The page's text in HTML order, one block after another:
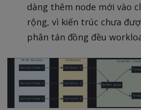
dàng thêm node mới vào
rộng, vì kiến trúc chưa
phân tán đồng đều